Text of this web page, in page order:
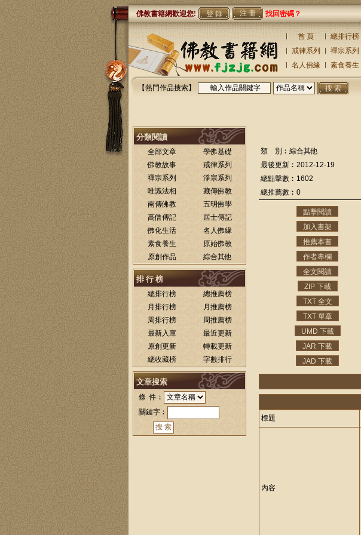
佛教書籍網歡迎您! 注 冊 找回密碼？
首 頁 總排行榜
戒律系列
禪宗系列
名人佛緣
素食養生
【熱門作品搜索】
分類閱讀
全部文章
學佛基礎
佛教故事
戒律系列
禪宗系列
淨宗系列
唯識法相
藏傳佛教
南傳佛教
五明佛學
高僧傳記
居士傳記
佛化生活
名人佛緣
素食養生
原始佛教
原創作品
綜合其他
排 行 榜
總排行榜
總推薦榜
月排行榜
月推薦榜
周排行榜
周推薦榜
最新入庫
最近更新
原創更新
轉載更新
總收藏榜
字數排行
文章搜索
條 件︰
關鍵字︰
類 別︰綜合其他
最後更新︰2012-12-19
總點擊數︰1602
總推薦數︰0
點擊閱讀
加入書架
推薦本書
作者專欄
全文閱讀
ZIP 下載
TXT 全文
TXT 單章
UMD 下載
JAR 下載
JAD 下載
標題
內容